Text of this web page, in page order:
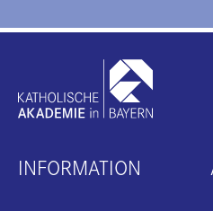
INFORMATION